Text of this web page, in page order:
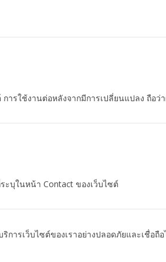
ารใช้งานต่อหลังจากมีการเปลี่ยนแปลง ถือ
บุในหน้า Contact ของเว็บไซต์
ารเว็บไซต์ของเราอย่างปลอดภัยและเชื่อถือ